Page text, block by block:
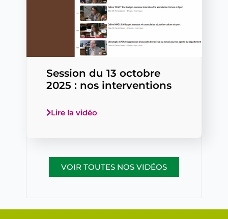
Session du 13 octobre
2025 : nos interventions
Lire la vidéo
VOIR TOUTES NOS VIDÉOS